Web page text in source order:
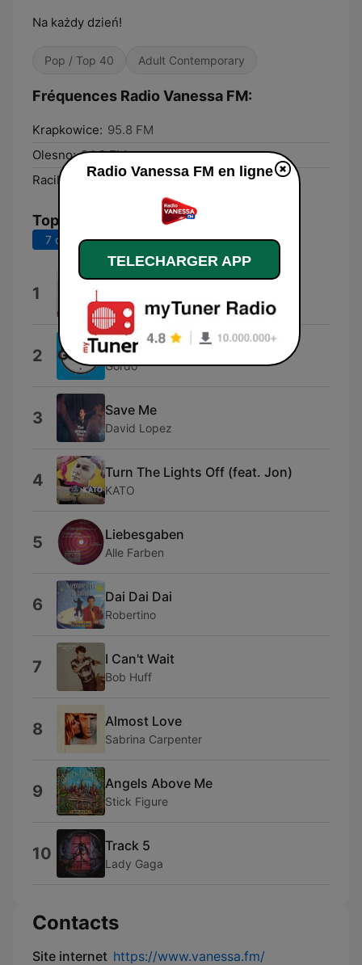
Na każdy dzień!
Pop / Top 40 Adult Contemporary
Fréquences Radio Vanessa FM:
Krapkowice: 95.8 FM
Olesno: 94.9 FM
Racibórz:
100.3 FM
Top titres
7 derniers jours 30 derniers jours
1 Leah
Marcus & Martinus
2 Loco
Gordo
3 Save Me
David Lopez
4 Turn The Lights Off (feat. Jon)
KATO
5 Liebesgaben
Alle Farben
6 Dai Dai Dai
Robertino
7 I Can't Wait
Bob Huff
8 Almost Love
Sabrina Carpenter
9 Angels Above Me
Stick Figure
10 Track 5
Lady Gaga
Contacts
Site internet https://www.vanessa.fm/
Radio Vanessa FM en ligne
TELECHARGER APP